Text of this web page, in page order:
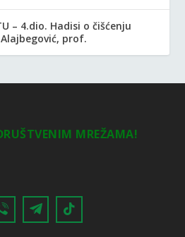
– 4.dio. Hadisi o čišćenju
prof.
MREŽAMA!